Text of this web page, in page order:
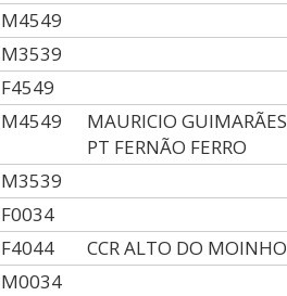
M4549
M3539
F4549
M4549
MAURICIO GUIMARÃES
PT FERNÃO FERRO
M3539
F0034
F4044 CCR ALTO DO MOINHO
M0034